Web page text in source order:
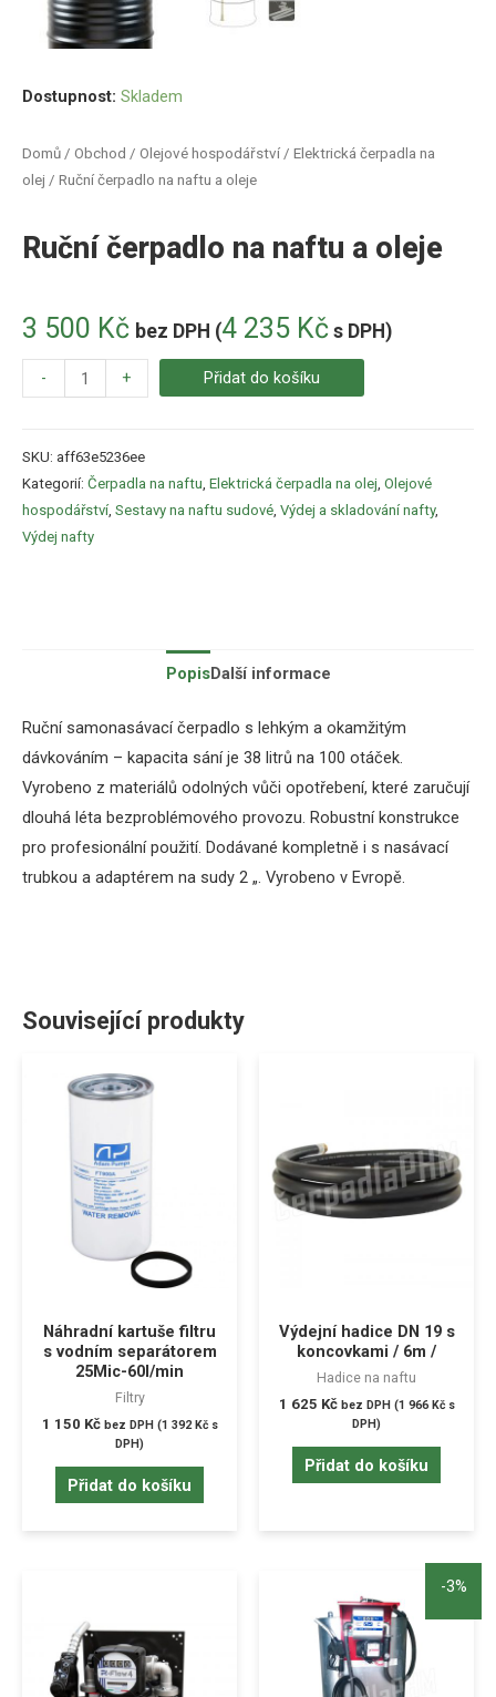
Domů / Obchod / Olejové hospodářství / Elektrická čerpadla na
olej / Ruční čerpadlo na naftu a oleje
Ruční čerpadlo na naftu a oleje
3 500 Kč bez DPH (4 235 Kč s DPH)
Dostupnost: Skladem
- + Přidat do košíku
SKU: aff63e5236ee
Kategorií: Čerpadla na naftu Elektrická čerpadla na olej Olejové
hospodářství Sestavy na naftu sudové Výdej a skladování nafty,
Výdej nafty
PopisDalší informace
Ruční samonasávací čerpadlo s lehkým a okamžitým
dávkováním – kapacita sání je 38 litrů na 100 otáček.
Vyrobeno z materiálů odolných vůči opotřebení, které zaručují
dlouhá léta bezproblémového provozu. Robustní konstrukce
pro profesionální použití. Dodávané kompletně i s nasávací
trubkou a adaptérem na sudy 2 „. Vyrobeno v Evropě.
Související produkty
Náhradní kartuše filtru
s vodním separátorem
25Mic-60l/min
Filtry
1 150 Kč bez DPH (1 392 Kčs
DPH)
Přidat do košíku
Výdejní hadice DN 19 s
koncovkami / 6m /
Hadice na naftu
1 625 Kč bez DPH (1 966 Kčs
DPH)
Přidat do košíku
-3%